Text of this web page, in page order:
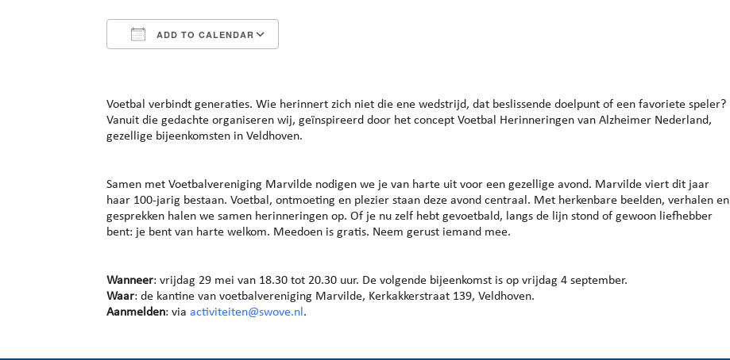
ADD TO CALENDAR
Voetbal verbindt generaties. Wie herinnert zich niet die ene wedstrijd, dat beslissende doelpunt of een favoriete speler?
Vanuit die gedachte organiseren wij, geïnspireerd door het concept Voetbal Herinneringen van Alzheimer Nederland,
gezellige bijeenkomsten in Veldhoven.
Samen met Voetbalvereniging Marvilde nodigen we je van harte uit voor een gezellige avond. Marvilde viert dit jaar
haar 100-jarig bestaan. Voetbal, ontmoeting en plezier staan deze avond centraal. Met herkenbare beelden, verhalen en
gesprekken halen we samen herinneringen op. Of je nu zelf hebt gevoetbald, langs de lijn stond of gewoon liefhebber
bent: je bent van harte welkom. Meedoen is gratis. Neem gerust iemand mee.
Wanneer: vrijdag 29 mei van 18.30 tot 20.30 uur. De volgende bijeenkomst is op vrijdag 4 september.
Waar: de kantine van voetbalvereniging Marvilde, Kerkakkerstraat 139, Veldhoven.
Aanmelden: viaactiviteiten@swove.nl .